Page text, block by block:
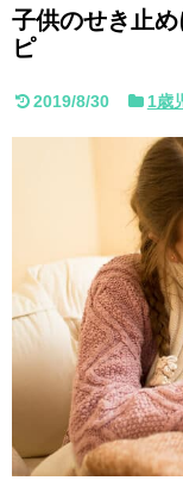
子供のせき止
ピ
2019/8/30 1歳